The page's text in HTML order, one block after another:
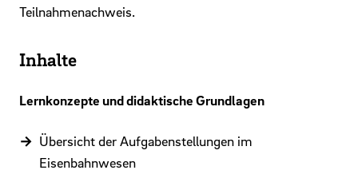
Teilnahmenachweis.
Inhalte
Lernkonzepte und didaktische Grundlagen
Übersicht der Aufgabenstellungen im
Eisenbahnwesen